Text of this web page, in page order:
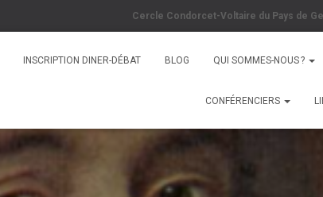
Cercle Condorcet-Voltaire du Pays de
INSCRIPTION DINER-DÉBAT BLOG QUI SOMMES-NOUS ?
CONFÉRENCIERS